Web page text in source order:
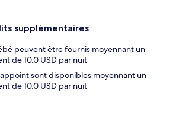
supplémentaires
peuvent être fournis moyennant un
de 10.0 USD par nuit
sont disponibles moyennant un
de 10.0 USD par nuit